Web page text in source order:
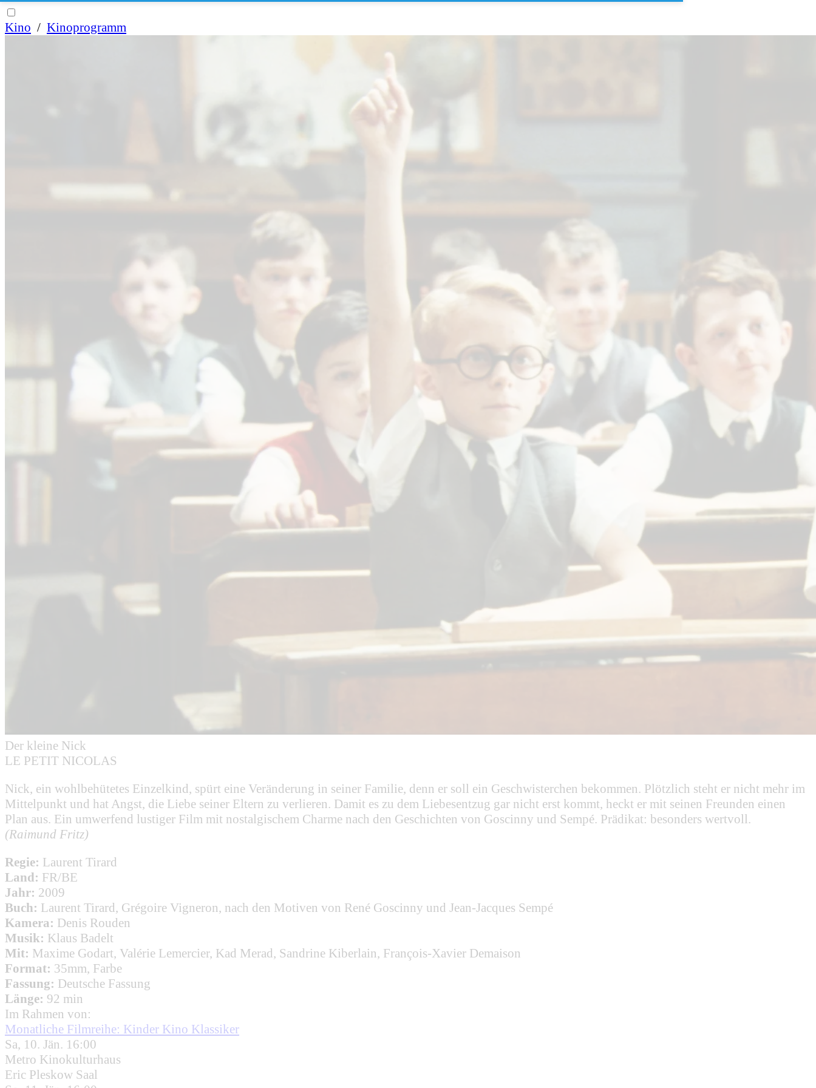
Kino / Kinoprogramm
Der kleine Nick
LE PETIT NICOLAS
Nick, ein wohlbehütetes Einzelkind, spürt eine Veränderung in seiner Familie, denn er soll ein Geschwisterchen bekommen. Plötzlich steht er nicht mehr im
Mittelpunkt und hat Angst, die Liebe seiner Eltern zu verlieren. Damit es zu dem Liebesentzug gar nicht erst kommt, heckt er mit seinen Freunden einen
Plan aus. Ein umwerfend lustiger Film mit nostalgischem Charme nach den Geschichten von Goscinny und Sempé. Prädikat: besonders wertvoll.
(Raimund Fritz)
Regie: Laurent Tirard
Land: FR/BE
Jahr: 2009
Buch: Laurent Tirard, Grégoire Vigneron, nach den Motiven von René Goscinny und Jean-Jacques Sempé
Kamera: Denis Rouden
Musik: Klaus Badelt
Mit: Maxime Godart, Valérie Lemercier, Kad Merad, Sandrine Kiberlain, François-Xavier Demaison
Format: 35mm, Farbe
Fassung: Deutsche Fassung
Länge: 92 min
Im Rahmen von:
Monatliche Filmreihe: Kinder Kino Klassiker
Sa, 10. Jän. 16:00
Metro Kinokulturhaus
Eric Pleskow Saal